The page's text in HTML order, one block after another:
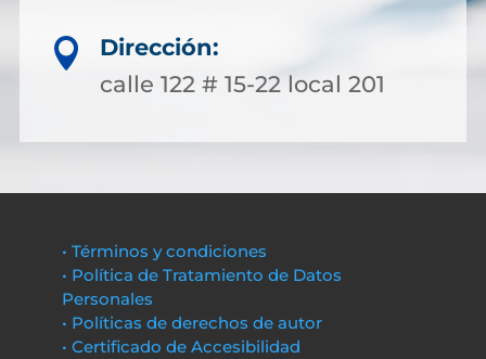

Dirección:
calle 122 # 15-22 local 201
• Términos y condiciones
• Política de Tratamiento de Datos
Personales
• Políticas de derechos de autor
• Certificado de Accesibilidad